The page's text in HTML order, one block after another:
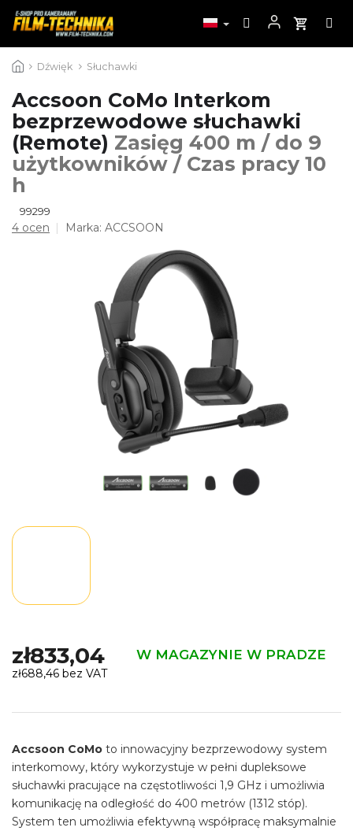
do
Dźwięk Słuchawki
Accsoon CoMo Interkom
bezprzewodowe słuchawki
(Remote) Zasięg 400 m / do 9
użytkowników / Czas pracy 10
h
99299
Średnia
4 ocen Marka: ACCSOON
zł833,04 W MAGAZYNIE W PRADZE
zł688,46 bez VAT
jednostkowa:
Accsoon CoMo to innowacyjny bezprzewodowy system
interkomowy, który wykorzystuje w pełni dupleksowe
słuchawki pracujące na częstotliwości 1,9 GHz i umożliwia
komunikację na odległość do 400 metrów (1312 stóp).
System ten umożliwia efektywną współpracę maksymalnie